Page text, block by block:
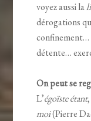
voyez aussi la
dérogations
confinement…
détente…
On peut se
L’égoïste étant
moi(Pierre